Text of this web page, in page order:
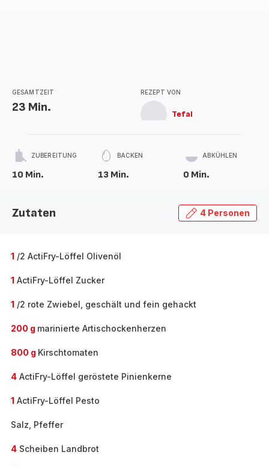
GESAMTZEIT
23 Min.
REZEPT VON
Tefal
ZUBEREITUNG
10 Min.
BACKEN
13 Min.
ABKÜHLEN
0 Min.
Zutaten 4 Personen
1 /2 ActiFry-Löffel Olivenöl
1 ActiFry-Löffel Zucker
1 /2 rote Zwiebel, geschält und fein gehackt
200 g marinierte Artischockenherzen
800 g Kirschtomaten
4 ActiFry-Löffel geröstete Pinienkerne
1 ActiFry-Löffel Pesto
Salz, Pfeffer
4 Scheiben Landbrot